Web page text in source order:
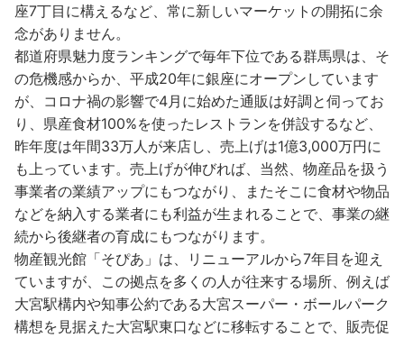
座7丁目に構えるなど、常に新しいマーケットの開拓に余
念がありません。
都道府県魅力度ランキングで毎年下位である群馬県は、そ
の危機感からか、平成20年に銀座にオープンしています
が、コロナ禍の影響で4月に始めた通販は好調と伺ってお
り、県産食材100%を使ったレストランを併設するなど、
昨年度は年間33万人が来店し、売上げは1億3,000万円に
も上っています。売上げが伸びれば、当然、物産品を扱う
事業者の業績アップにもつながり、またそこに食材や物品
などを納入する業者にも利益が生まれることで、事業の継
続から後継者の育成にもつながります。
物産観光館「そぴあ」は、リニューアルから7年目を迎え
ていますが、この拠点を多くの人が往来する場所、例えば
大宮駅構内や知事公約である大宮スーパー・ボールパーク
構想を見据えた大宮駅東口などに移転することで、販売促